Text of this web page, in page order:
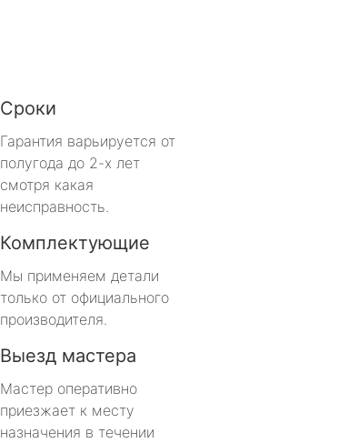
Сроки
Гарантия варьируется от
полугода до 2-х лет
смотря какая
неисправность.
Комплектующие
Мы применяем детали
только от официального
производителя.
Выезд мастера
Мастер оперативно
приезжает к месту
назначения в течении